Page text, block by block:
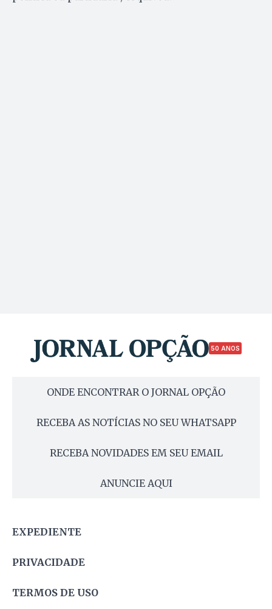
50 ANOS
ONDE ENCONTRAR O JORNAL OPÇÃO
RECEBA AS NOTÍCIAS NO SEU WHATSAPP
RECEBA NOVIDADES EM SEU EMAIL
ANUNCIE AQUI
EXPEDIENTE
PRIVACIDADE
TERMOS DE USO